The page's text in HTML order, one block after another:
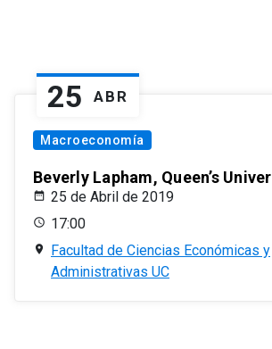
25 ABR
Macroeconomía
Beverly Lapham, Queen’s
25 de Abril de 2019
17:00
Facultad de Ciencias Económicas y
Administrativas UC